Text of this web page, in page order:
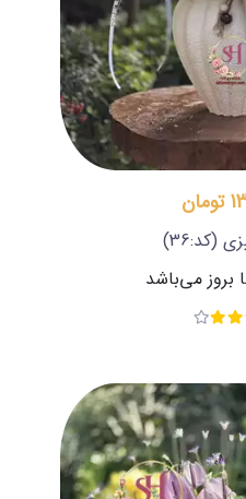
(کد:36)
بروز می‌باشد